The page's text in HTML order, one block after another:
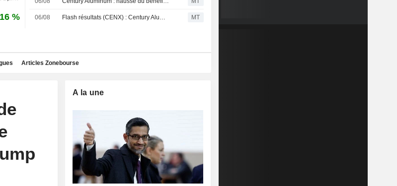
% 06/08 Flash résultats (CENX) : Century Aluminum Company publie un chiffre d'affaires de 752,1 millions de dollars au deuxième trimestre, contre 817,1 millions de dollars attendus par le consensus FactSet MT
Articles Zonebourse
A la une